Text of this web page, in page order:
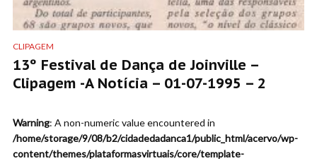
CLIPAGEM
13º Festival de Dança de Joinville –
Clipagem -A Notícia – 01-07-1995 – 2
Warning: A non-numeric value encountered in
/home/storage/9/08/b2/cidadedadanca1/public_html/acervo/wp-
content/themes/plataformasvirtuais/core/template-